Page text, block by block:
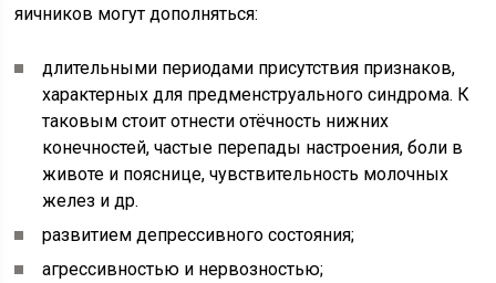
яичников могут дополняться:
длительными периодами присутствия признаков,
характерных для предменструального синдрома. К
таковым стоит отнести отёчность нижних
конечностей, частые перепады настроения, боли в
животе и пояснице, чувствительность молочных
желез и др.
развитием депрессивного состояния;
агрессивностью и нервозностью;